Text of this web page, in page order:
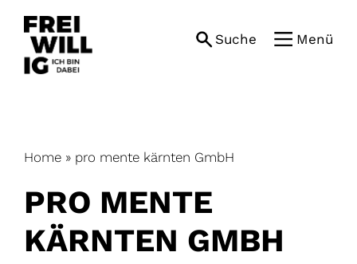
content
Suche Menü
Home » pro mente kärnten GmbH
PRO MENTE
KÄRNTEN GMBH